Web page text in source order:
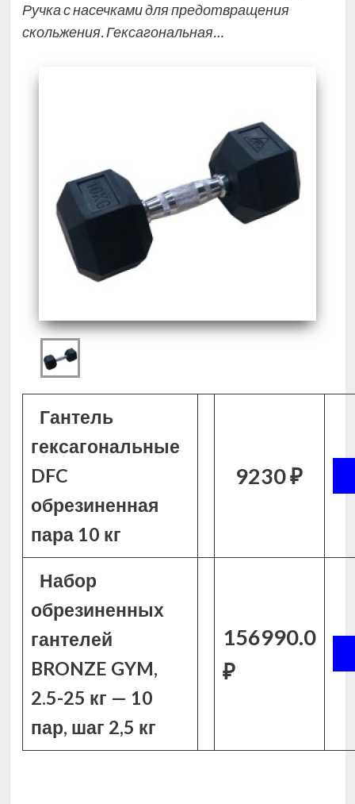
Ручка с насечками для предотвращения
скольжения. Гексагональная…
Гантель
гексагональные
DFC
обрезиненная
пара 10 кг
9230 ₽
Набор
обрезиненных
гантелей
BRONZE GYM,
2.5-25 кг — 10
пар, шаг 2,5 кг
156990.0
₽